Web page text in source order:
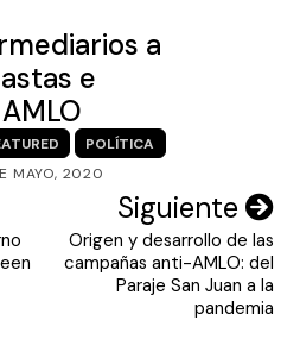
a
e
POLÍTICA
MAYO, 2020
Siguiente
Origen y desarrollo de las
campañas anti-AMLO: del
Paraje San Juan a la
pandemia